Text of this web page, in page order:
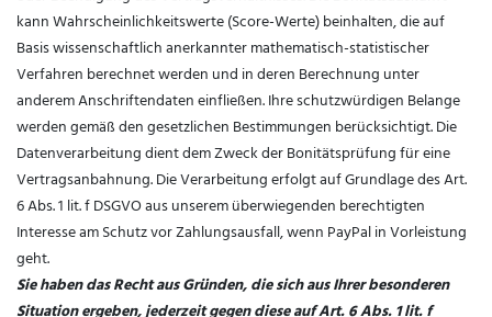
kann Wahrscheinlichkeitswerte (Score-Werte) beinhalten, die auf
Basis wissenschaftlich anerkannter mathematisch-statistischer
Verfahren berechnet werden und in deren Berechnung unter
anderem Anschriftendaten einfließen. Ihre schutzwürdigen Belange
werden gemäß den gesetzlichen Bestimmungen berücksichtigt. Die
Datenverarbeitung dient dem Zweck der Bonitätsprüfung für eine
Vertragsanbahnung. Die Verarbeitung erfolgt auf Grundlage des Art.
6 Abs. 1 lit. f DSGVO aus unserem überwiegenden berechtigten
Interesse am Schutz vor Zahlungsausfall, wenn PayPal in Vorleistung
geht.
Sie haben das Recht aus Gründen, die sich aus Ihrer besonderen
Situation ergeben, jederzeit gegen diese auf Art. 6 Abs. 1 lit. f